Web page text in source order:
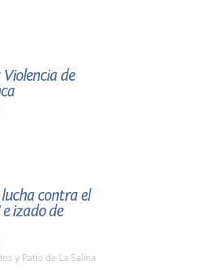
de
contra el
izado de
y Patio de La Salina